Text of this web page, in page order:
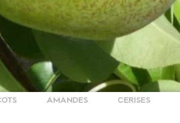
AMANDES CERISES